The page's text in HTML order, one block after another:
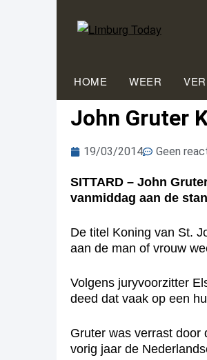
HOME WEER
John Gruter
19/03/2014 Geen
SITTARD – John
vanmiddag aan de
De titel Koning van St.
aan de man of vrouw
Volgens juryvoorzitter
deed dat vaak op een
Gruter was verrast door
vorig jaar de